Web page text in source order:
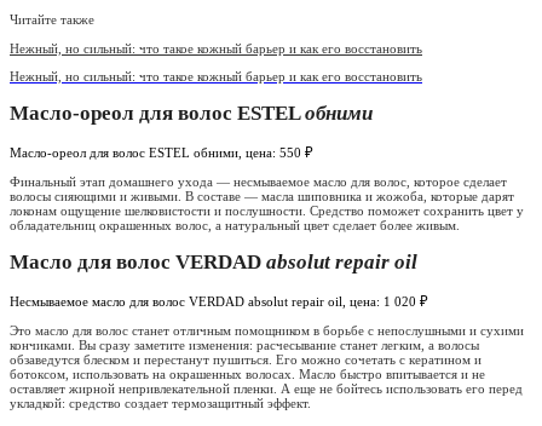
Читайте также
Нежный, но сильный: что такое кожный барьер и как его восстановить
Нежный, но сильный: что такое кожный барьер и как его восстановить
Масло-ореол для волос ESTELобними
Масло-ореол для волос ESTEL обними, цена: 550 ₽
Финальный этап домашнего ухода — несмываемое масло для волос, которое сделает
волосы сияющими и живыми. В составе — масла шиповника и жожоба, которые дарят
локонам ощущение шелковистости и послушности. Средство поможет сохранить цвет у
обладательниц окрашенных волос, а натуральный цвет сделает более живым.
Масло для волос VERDAD absolut repair oil
Несмываемое масло для волос VERDAD absolut repair oil, цена: 1 020 ₽
Это масло для волос станет отличным помощником в борьбе с непослушными и сухими
кончиками. Вы сразу заметите изменения: расчесывание станет легким, а волосы
обзаведутся блеском и перестанут пушиться. Его можно сочетать с кератином и
ботоксом, использовать на окрашенных волосах. Масло быстро впитывается и не
оставляет жирной непривлекательной пленки. А еще не бойтесь использовать его перед
укладкой: средство создает термозащитный эффект.